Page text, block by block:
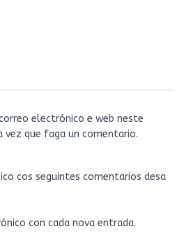
electrónico e web neste
vez que faga un comentario.
cos seguintes comentarios desa
con cada nova entrada.